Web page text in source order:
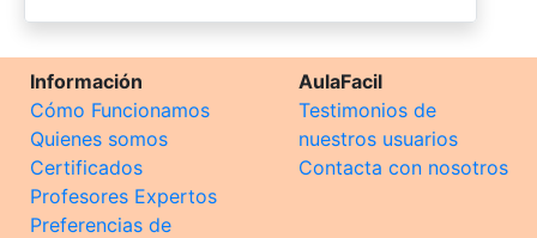
Información
Cómo Funcionamos
Quienes somos
Certificados
Profesores Expertos
Preferencias de
AulaFacil
Testimonios de
nuestros usuarios
Contacta con nosotros